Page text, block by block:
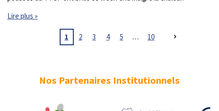
Lire plus »
1 2 3 4 5 10
Nos Partenaires Institutionnels